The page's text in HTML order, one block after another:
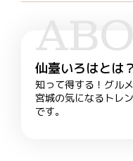
仙臺いろはとは？
知って得する！グル
宮城の気になるトレ
です。